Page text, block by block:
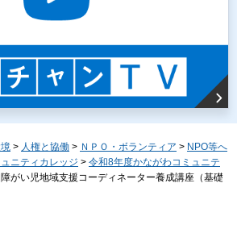
> 人権と協働 > ＮＰＯ・ボランティア > NPO等へ
ニティカレッジ > 令和8年度かながわコミュニテ
がい児地域支援コーディネーター養成講座（基礎